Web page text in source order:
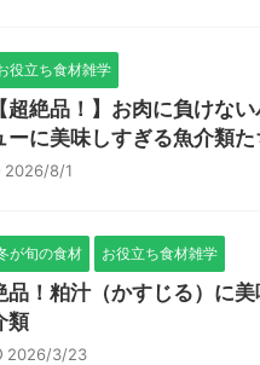
役立ち食材雑学
【超絶品！】お肉に負けな
ーに美味しすぎる魚介類た
2026/8/1
が旬の食材 お役立ち食材雑学
品！粕汁（かすじる）に美
類
2026/3/23